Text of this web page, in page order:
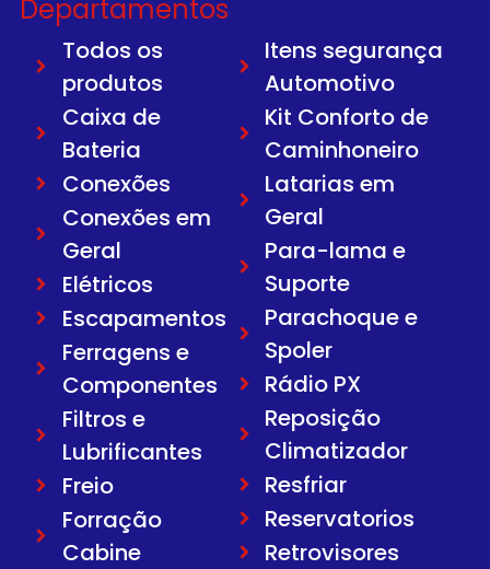
Departamentos
Todos os
produtos
Caixa de
Bateria
Conexões
Conexões em
Geral
Elétricos
Escapamentos
Ferragens e
Componentes
Filtros e
Lubrificantes
Freio
Forração
Cabine
Itens segurança
Automotivo
Kit Conforto de
Caminhoneiro
Latarias em
Geral
Para-lama e
Suporte
Parachoque e
Spoler
Rádio PX
Reposição
Climatizador
Resfriar
Reservatorios
Retrovisores